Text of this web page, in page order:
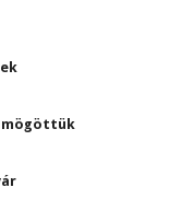
mögöttük